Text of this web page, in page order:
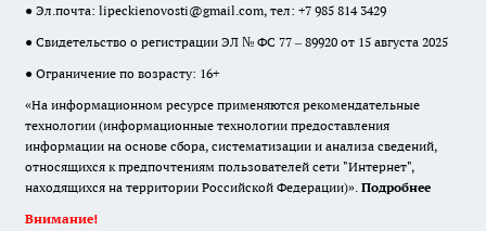
● Эл.почта: lipeckienovosti@gmail.com, тел: +7 985 814 3429
● Свидетельство о регистрации ЭЛ № ФС 77 – 89920 от 15 августа 2025
● Ограничение по возрасту: 16+
«На информационном ресурсе применяются рекомендательные
технологии (информационные технологии предоставления
информации на основе сбора, систематизации и анализа сведений,
относящихся к предпочтениям пользователей сети "Интернет",
находящихся на территории Российской Федерации)». Подробнее
Внимание!